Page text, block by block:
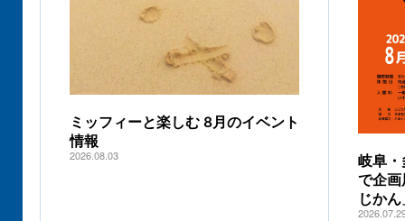
ミッフィーと楽しむ 8月のイベント
情報
2026.08.03
岐阜
で企
じか